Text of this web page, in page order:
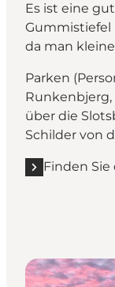
Es ist eine
Gummistiefel
da man
Parken
Runkenbjerg,
über die
Schilder von
Finden